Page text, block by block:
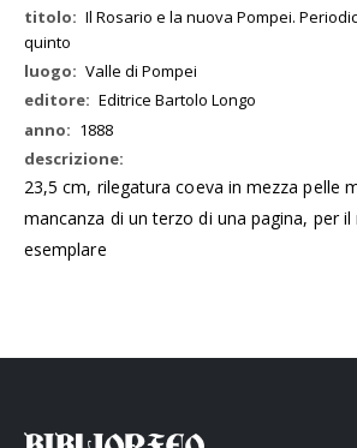
Il Rosario e la nuova Pompei.
quinto
Valle di Pompei
Editrice Bartolo Longo
1888
23,5 cm, rilegatura coeva in mezza pelle
mancanza di un terzo di una pagina, per
esemplare